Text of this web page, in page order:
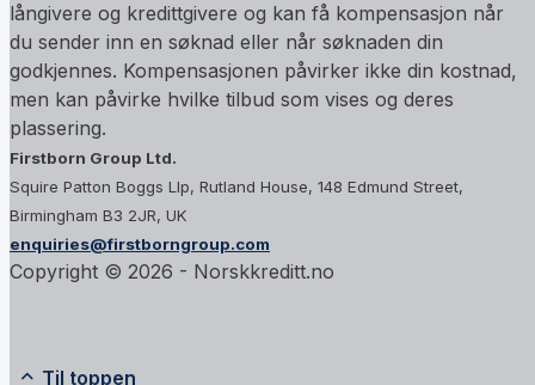
långivere og kredittgivere og kan få kompensasjon når
du sender inn en søknad eller når søknaden din
godkjennes. Kompensasjonen påvirker ikke din kostnad,
men kan påvirke hvilke tilbud som vises og deres
plassering.
Firstborn Group Ltd.
Squire Patton Boggs Llp, Rutland House, 148 Edmund Street,
Birmingham B3 2JR, UK
enquiries@firstborngroup.com
Copyright © 2026 - Norskkreditt.no
Til toppen